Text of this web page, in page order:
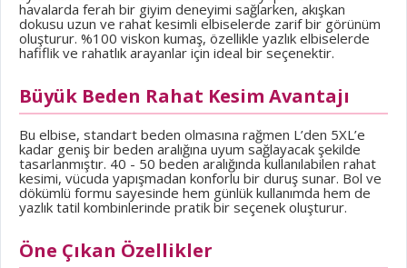
havalarda ferah bir giyim deneyimi sağlarken, akışkan
dokusu uzun ve rahat kesimli elbiselerde zarif bir görünüm
oluşturur. %100 viskon kumaş, özellikle yazlık elbiselerde
hafiflik ve rahatlık arayanlar için ideal bir seçenektir.
Büyük Beden Rahat Kesim Avantajı
Bu elbise, standart beden olmasına rağmen L’den 5XL’e
kadar geniş bir beden aralığına uyum sağlayacak şekilde
tasarlanmıştır. 40 - 50 beden aralığında kullanılabilen rahat
kesimi, vücuda yapışmadan konforlu bir duruş sunar. Bol ve
dökümlü formu sayesinde hem günlük kullanımda hem de
yazlık tatil kombinlerinde pratik bir seçenek oluşturur.
Öne Çıkan Özellikler